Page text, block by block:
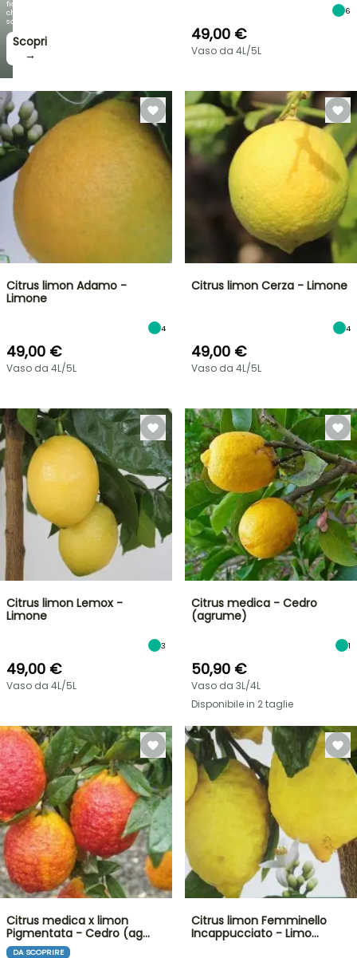
fioriture
che
sorprendono!
Scopri
→
6
49,00 €
Vaso da 4L/5L
Citrus limon Adamo -
Limone
4
49,00 €
Vaso da 4L/5L
Citrus limon Cerza - Limone
4
49,00 €
Vaso da 4L/5L
Citrus limon Lemox -
Limone
3
49,00 €
Vaso da 4L/5L
Citrus medica - Cedro
(agrume)
1
50,90 €
Vaso da 3L/4L
Disponibile in 2 taglie
Citrus medica x limon
Pigmentata - Cedro (ag…
DA SCOPRIRE
Citrus limon Femminello
Incappucciato - Limo…